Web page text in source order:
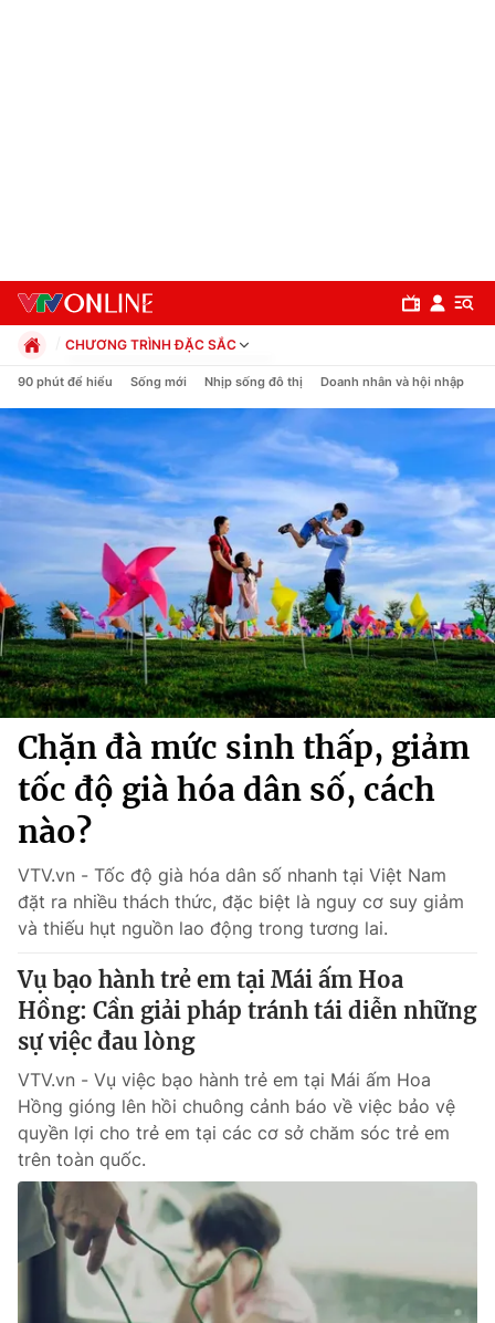
Chuyên mục
Chính trị
Xã hội
Pháp luật
Y tế
Thế giới
Tin tức
Thế giới đó đây
Câu chuyện quốc tế
Kinh tế
Tài chính
Thị trường
Dữ liệu và đời sống
Phim VTV
Hậu trường
Nhân vật
Khán giả
Giải sao mai
Giải trí
Điện ảnh
Âm nhạc
Sao
Đời sống
Du lịch
Làm đẹp
Chất lượng cuộc sống
Giáo dục
Tuyển sinh
Học trực tuyến
Công nghệ
Hitech Công nghệ tương lai
Giao lưu trực tuyến
CHƯƠNG TRÌNH ĐẶC SẮC
Chính trị
Xã hội
Pháp luật
Kinh tế
Thể thao
Truyền hình
Văn hóa - Giải trí
Y tế
Đời sống
Công nghệ
Giáo dục
90 phút để hiểu Sống mới Nhịp sống đô thị Doanh nhân và hội nhập
Chặn đà mức sinh thấp, giảm
tốc độ già hóa dân số, cách
nào?
VTV.vn - Tốc độ già hóa dân số nhanh tại Việt Nam
đặt ra nhiều thách thức, đặc biệt là nguy cơ suy giảm
và thiếu hụt nguồn lao động trong tương lai.
Vụ bạo hành trẻ em tại Mái ấm Hoa
Hồng: Cần giải pháp tránh tái diễn những
sự việc đau lòng
VTV.vn - Vụ việc bạo hành trẻ em tại Mái ấm Hoa
Hồng gióng lên hồi chuông cảnh báo về việc bảo vệ
quyền lợi cho trẻ em tại các cơ sở chăm sóc trẻ em
trên toàn quốc.